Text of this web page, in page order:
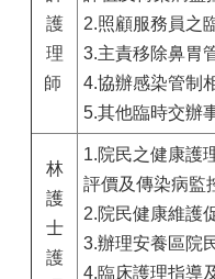
護
理
師
2.照顧服務員之
3.主責移除鼻胃
4.協辦感染管制
5.其他臨時交辦
林
護
士
護
1.院民之健康護
評價及傳染病監
2.院民健康維護
3.辦理安養區院
4.臨床護理指導